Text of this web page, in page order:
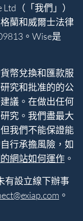
（「我們」）
蘭和威爾士法律
。Wise是
幣兌換和匯款服
究和批准的的公
議。在做出任何
究。我們盡最大
我們不能保證能
行承擔風險，如
網站如何運作 。
有設立線下辦事
。